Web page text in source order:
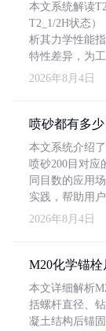
本文系统解读
T2_1/2H状态）
析其力学性能
特性差异，为
2026年8月4日
喷砂都有多少
本文系统介绍
喷砂200目对应
同目数的应用
实践，帮助用
2026年8月4日
M20化学锚
本文详细解析
括螺杆直径、
凝土结构后锚